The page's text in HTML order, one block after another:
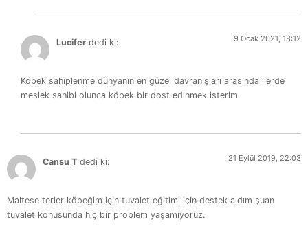
Lucifer dedi ki: 9 Ocak 2021, 18:12
Köpek sahiplenme dünyanın en güzel davranışları arasında ilerde
meslek sahibi olunca köpek bir dost edinmek isterim
Cansu T dedi ki: 21 Eylül 2019, 22:03
Maltese terier köpeğim için tuvalet eğitimi için destek aldım şuan
tuvalet konusunda hiç bir problem yaşamıyoruz.